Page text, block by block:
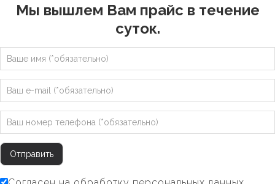
Мы вышлем Вам прайс в течение
суток.